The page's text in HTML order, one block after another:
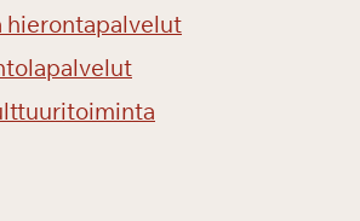
hierontapalvelut